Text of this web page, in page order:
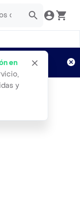
en
y
Aplican TyC